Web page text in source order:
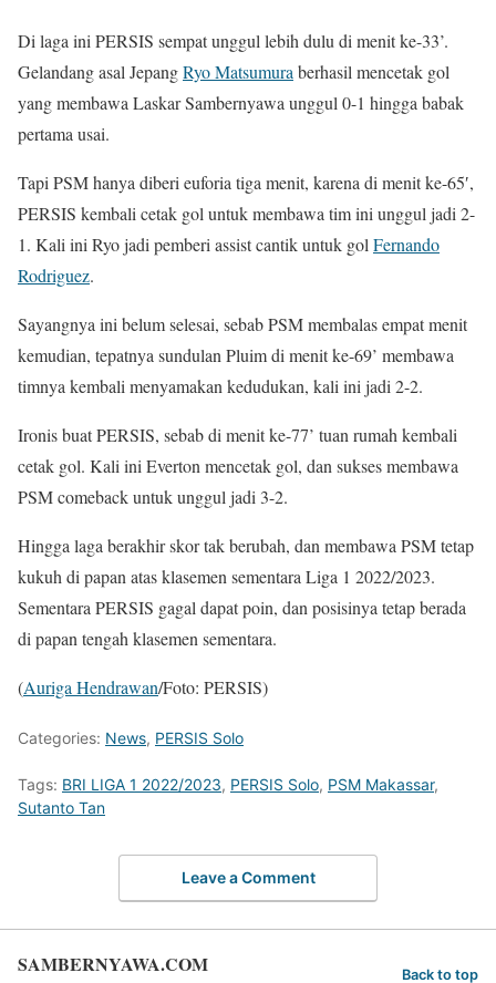
Di laga ini PERSIS sempat unggul lebih dulu di menit ke-33’.
Gelandang asal JepangRyo Matsumura berhasil mencetak gol
yang membawa Laskar Sambernyawa unggul 0-1 hingga babak
pertama usai.
Tapi PSM hanya diberi euforia tiga menit, karena di menit ke-65′,
PERSIS kembali cetak gol untuk membawa tim ini unggul jadi 2-
1. Kali ini Ryo jadi pemberi assist cantik untuk gol Fernando
Rodriguez.
Sayangnya ini belum selesai, sebab PSM membalas empat menit
kemudian, tepatnya sundulan Pluim di menit ke-69’ membawa
timnya kembali menyamakan kedudukan, kali ini jadi 2-2.
Ironis buat PERSIS, sebab di menit ke-77’ tuan rumah kembali
cetak gol. Kali ini Everton mencetak gol, dan sukses membawa
PSM comeback untuk unggul jadi 3-2.
Hingga laga berakhir skor tak berubah, dan membawa PSM tetap
kukuh di papan atas klasemen sementara Liga 1 2022/2023.
Sementara PERSIS gagal dapat poin, dan posisinya tetap berada
di papan tengah klasemen sementara.
(Auriga Hendrawan/Foto: PERSIS)
Categories: News, PERSIS Solo
Tags: BRI LIGA 1 2022/2023, PERSIS Solo, PSM Makassar,
Sutanto Tan
Leave a Comment
SAMBERNYAWA.COM Back to top